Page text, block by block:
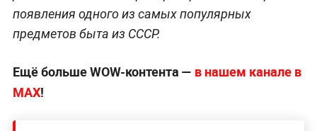
появления одного из самых популярных
предметов быта из СССР.
Ещё больше WOW-контента — в нашем канале в
МАХ!